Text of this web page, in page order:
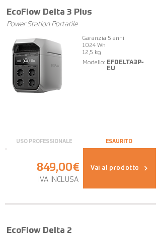
EcoFlow Delta 3 Plus
Power Station Portatile
Garanzia 5 anni
1024 Wh
12,5 kg
Modello: EFDELTA3P-
EU
USO PROFESSIONALE ESAURITO
849,00€
IVA INCLUSA
Vai al prodotto
EcoFlow Delta 2